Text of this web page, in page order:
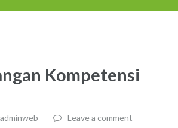
Kompetensi
adminweb Leave a comment